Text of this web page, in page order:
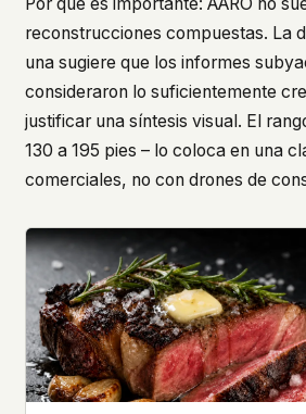
Por qué es importante: AARO no
reconstrucciones compuestas. La
una sugiere que los informes
consideraron lo suficientemente
justificar una síntesis visual. El
130 a 195 pies – lo coloca en una
comerciales, no con drones de